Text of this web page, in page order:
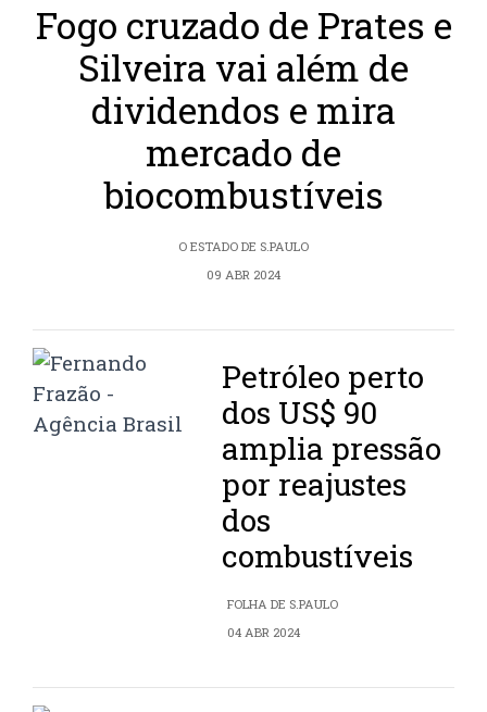
Fogo cruzado de Prates e
Silveira vai além de
dividendos e mira
mercado de
biocombustíveis
O ESTADO DE S.PAULO
09 ABR 2024
Petróleo perto
dos US$ 90
amplia pressão
por reajustes
dos
combustíveis
FOLHA DE S.PAULO
04 ABR 2024